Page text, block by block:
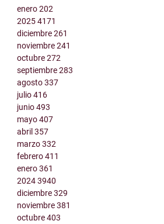
enero202
20254171
diciembre261
noviembre241
octubre272
septiembre283
agosto337
julio416
junio493
mayo407
abril357
marzo332
febrero411
enero361
20243940
diciembre329
noviembre381
octubre403